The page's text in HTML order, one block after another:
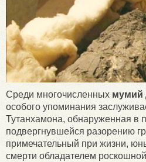
Среди многочисленных мумий
особого упоминания
Тутанхамона, обнаруженная в
подвергнувшейся разорению
примечательный при жизни,
смерти обладателем